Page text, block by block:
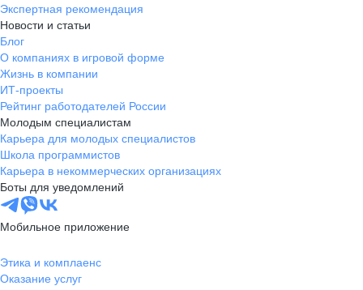
Экспертная рекомендация
Новости и статьи
Блог
О компаниях в игровой форме
Жизнь в компании
ИТ-проекты
Рейтинг работодателей России
Молодым специалистам
Карьера для молодых специалистов
Школа программистов
Карьера в некоммерческих организациях
Боты для уведомлений
Мобильное приложение
Этика и комплаенс
Оказание услуг